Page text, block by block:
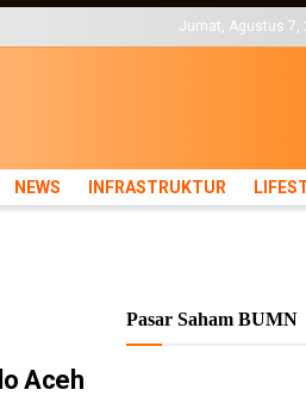
LIFESTYLE
Jumat, Agustus 7,
NEWS INFRASTRUKTUR
Aceh
Pasar Saham BUMN